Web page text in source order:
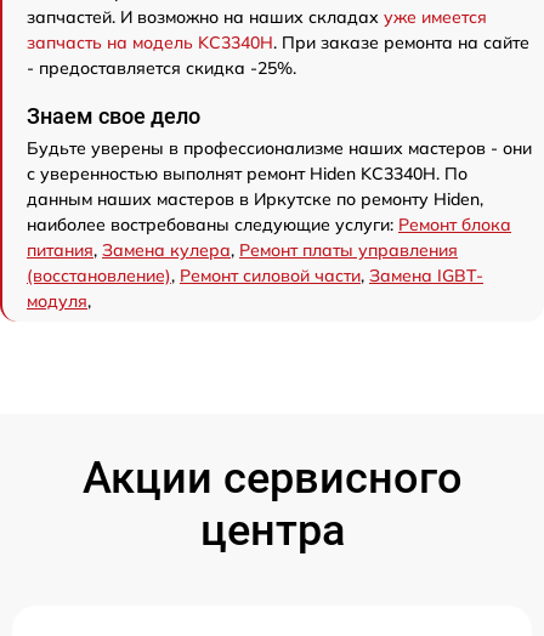
запчастей. И возможно на наших складах уже имеется
запчасть на модель KC3340H. При заказе ремонта на сайте
- предоставляется скидка -25%.
Знаем свое дело
Будьте уверены в профессионализме наших мастеров - они
с уверенностью выполнят ремонт Hiden KC3340H. По
данным наших мастеров в Иркутске по ремонту Hiden,
наиболее востребованы следующие услуги: Ремонт блока
питания, Замена кулера, Ремонт платы управления
(восстановление), Ремонт силовой части, Замена IGBT-
модуля,
Акции сервисного
центра